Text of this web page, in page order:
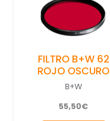
FILTRO B+W 62
ROJO OSCURO
B+W
55,50€